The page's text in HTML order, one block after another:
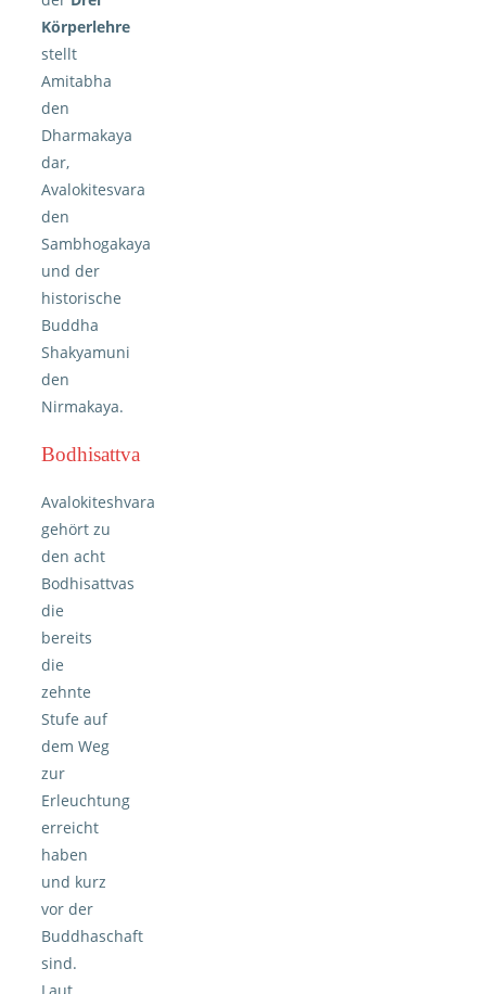
Körperlehre
stellt
Amitabha
den
Dharmakaya
dar,
Avalokitesvara
den
Sambhogakaya
und der
historische
Buddha
Shakyamuni
den
Nirmakaya.
Bodhisattva
Avalokiteshvara
gehört zu
den acht
Bodhisattvas
die
bereits
die
zehnte
Stufe auf
dem Weg
zur
Erleuchtung
erreicht
haben
und kurz
vor der
Buddhaschaft
sind.